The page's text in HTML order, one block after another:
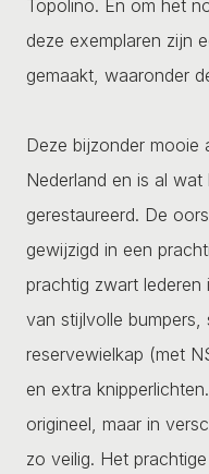
Topolino. En om het
deze exemplaren zijn
gemaakt, waaronder
Deze bijzonder mooie
Nederland en is al
gerestaureerd. De
gewijzigd in een
prachtig zwart lederen
van stijlvolle bumpers,
reservewielkap (met
en extra
origineel, maar in
zo veilig. Het